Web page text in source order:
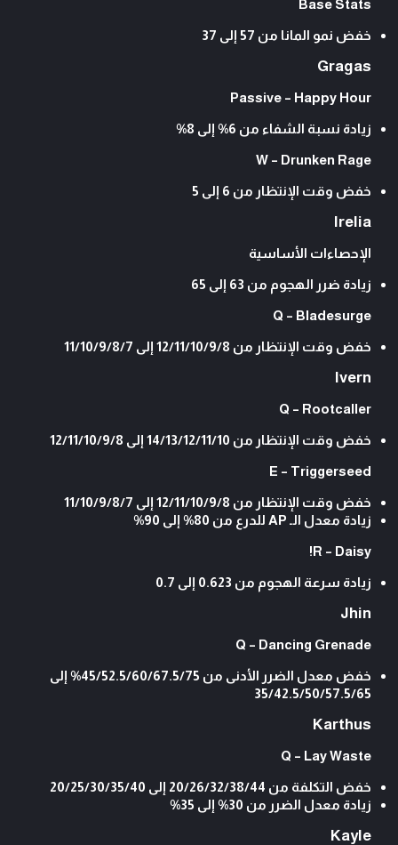
Base Stats
خفض نمو المانا من 57 إلى 37
Gragas
Passive – Happy Hour
زيادة نسبة الشفاء من 6% إلى 8%
W – Drunken Rage
خفض وقت الإنتظار من 6 إلى 5
Irelia
الإحصاءات الأساسية
زيادة ضرر الهجوم من 63 إلى 65
Q – Bladesurge
خفض وقت الإنتظار من 12/11/10/9/8 إلى 11/10/9/8/7
Ivern
Q – Rootcaller
خفض وقت الإنتظار من 14/13/12/11/10 إلى 12/11/10/9/8
E – Triggerseed
خفض وقت الإنتظار من 12/11/10/9/8 إلى 11/10/9/8/7
زيادة معدل الـ AP للدرع من 80% إلى 90%
R – Daisy!
زيادة سرعة الهجوم من 0.623 إلى 0.7
Jhin
Q – Dancing Grenade
خفض معدل الضرر الأدنى من 45/52.5/60/67.5/75% إلى
35/42.5/50/57.5/65
Karthus
Q – Lay Waste
خفض التكلفة من 20/26/32/38/44 إلى 20/25/30/35/40
زيادة معدل الضرر من 30% إلى 35%
Kayle